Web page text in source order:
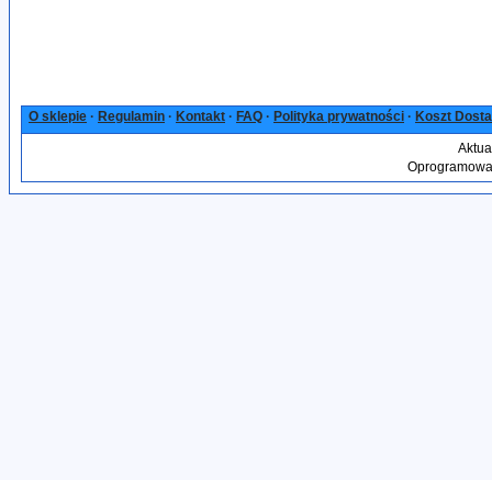
O sklepie · Regulamin · Kontakt · FAQ · Polityka prywatności · Koszt